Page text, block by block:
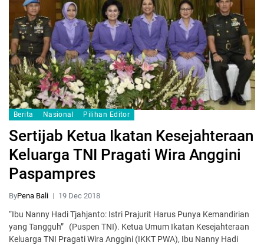
Berita Nasional Pilihan Editor
Sertijab Ketua Ikatan Kesejahteraan
Keluarga TNI Pragati Wira Anggini
Paspampres
ByPena Bali 19 Dec 2018
“Ibu Nanny Hadi Tjahjanto: Istri Prajurit Harus Punya Kemandirian
yang Tangguh” (Puspen TNI). Ketua Umum Ikatan Kesejahteraan
Keluarga TNI Pragati Wira Anggini (IKKT PWA), Ibu Nanny Hadi